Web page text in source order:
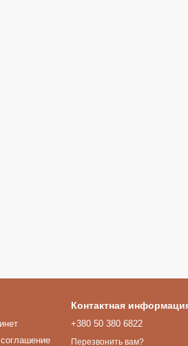
Контактная
+380 50 380 6822
Перезвонить вам?